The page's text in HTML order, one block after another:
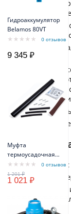
Гидроаккумулятор
Belamos 80VT
0 отзывов
9 345 ₽
Муфта
термоусадочная
МТК 3x1,5 мм -
3x2,5мм
0 отзывов
1 021 ₽
достаточно
нижний
Погружной
кабелем,
Корпус
латунь.
Рабочее
лопаточные
имеющего
Рабочий
однофазный
встроенная
исключает
ситуациях;